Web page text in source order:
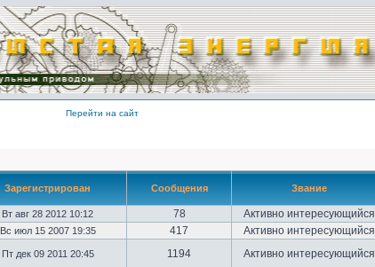
Перейти на сайт
Зарегистрирован Сообщения Звание
Вт авг 28 2012 10:12 78 Активно интересующийся
Вс июл 15 2007 19:35 417 Активно интересующийся
Пт дек 09 2011 20:45 1194 Активно интересующийся